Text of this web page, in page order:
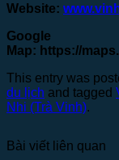
Website:
Google
Map: https://
This entry was
du lịch and tagged
Nhi (Trà Vinh).
Bài viết liên quan